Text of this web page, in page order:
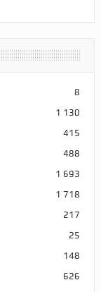
8
1 130
415
488
1 693
1 718
217
25
148
626